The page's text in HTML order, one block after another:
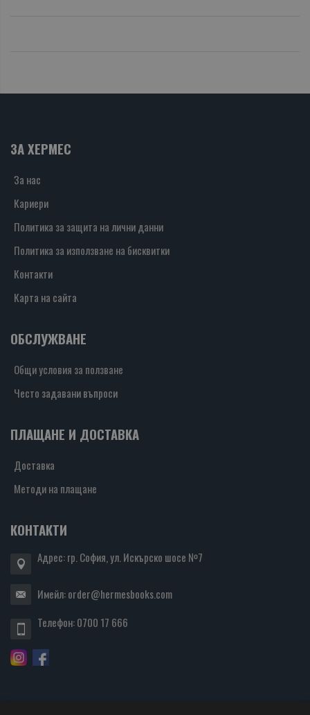
ЗА ХЕРМЕС
За нас
Кариери
Политика за защита на лични данни
Политика за използване на бисквитки
Контакти
Карта на сайта
ОБСЛУЖВАНЕ
Общи условия за ползване
Често задавани въпроси
ПЛАЩАНЕ И ДОСТАВКА
Доставка
Методи на плащане
КОНТАКТИ
Адрес: гр. София, ул. Искърско шосе №7
Имейл:order@hermesbooks.com
Телефон:0700 17 666